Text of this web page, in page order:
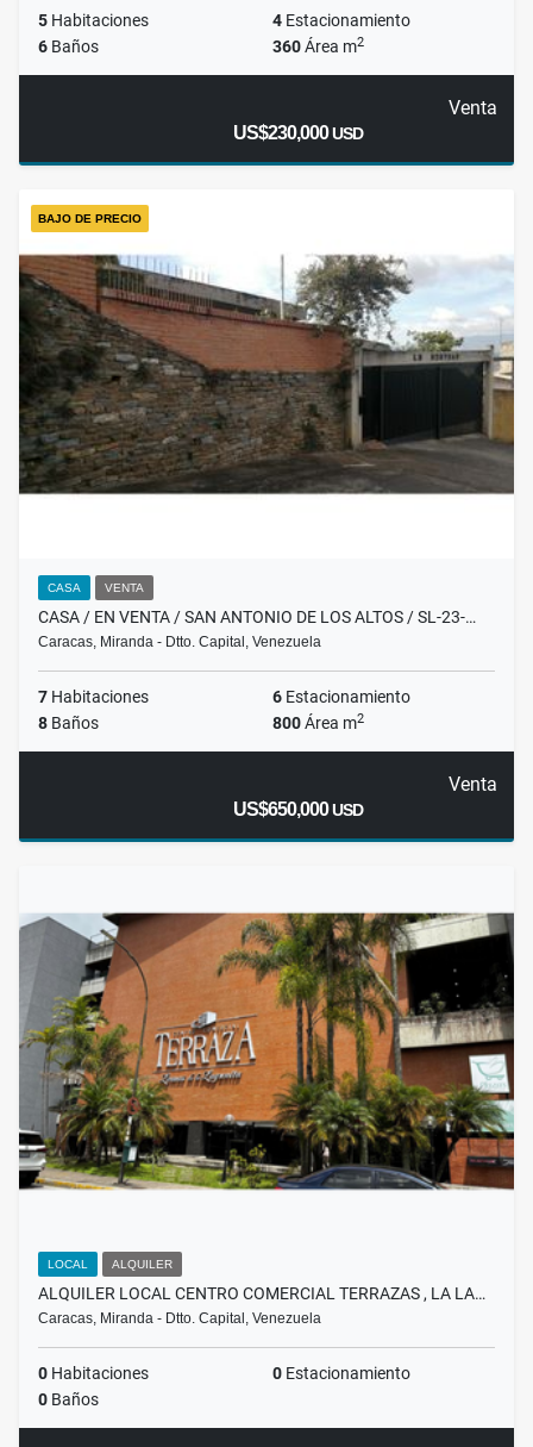
5 Habitaciones 4 Estacionamiento
6 Baños 360Área m2
Venta
US$230,000USD
BAJO DE PRECIO
CASA VENTA
CASA / EN VENTA / SAN ANTONIO DE LOS ALTOS / SL-23-…
Caracas, Miranda - Dtto. Capital, Venezuela
7 Habitaciones 6 Estacionamiento
8 Baños 800Área m2
Venta
US$650,000USD
LOCAL ALQUILER
ALQUILER LOCAL CENTRO COMERCIAL TERRAZAS , LA LA…
Caracas, Miranda - Dtto. Capital, Venezuela
0 Habitaciones 0 Estacionamiento
0 Baños